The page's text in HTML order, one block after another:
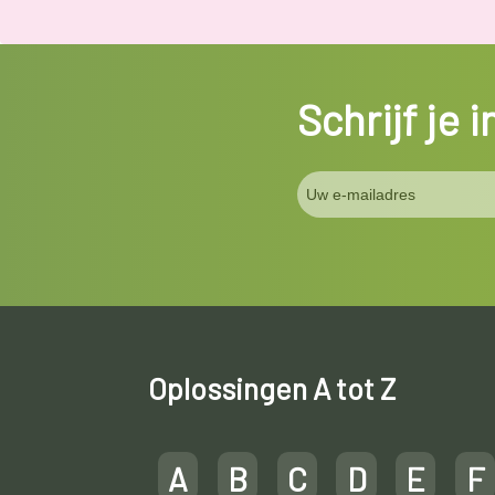
Schrijf je
Oplossingen A tot Z
A B C D E
F